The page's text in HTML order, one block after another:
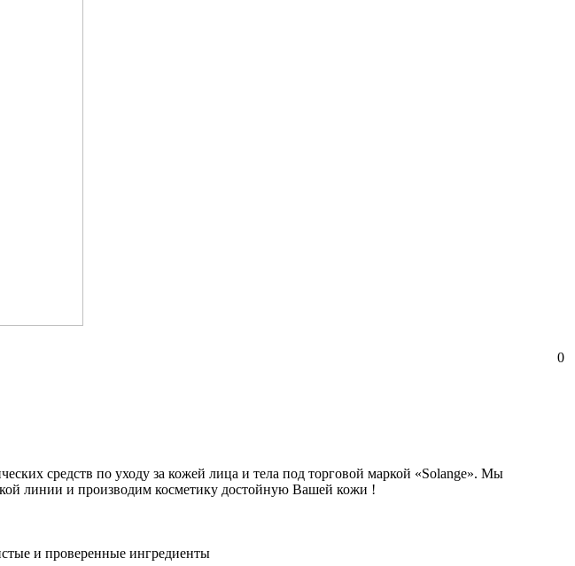
0
средств по уходу за кожей лица и тела под торговой маркой «Solange». Мы
линии и производим косметику достойную Вашей кожи !
и проверенные ингредиенты